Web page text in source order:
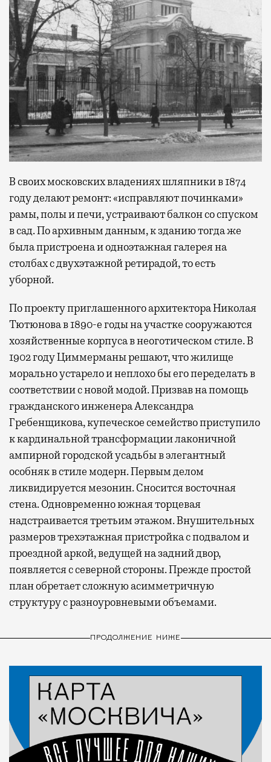
В своих московских владениях шляпники в 1874
году делают ремонт: «исправляют починками»
рамы, полы и печи, устраивают балкон со спуском
в сад. По архивным данным, к зданию тогда же
была пристроена и одноэтажная галерея на
столбах с двухэтажной ретирадой, то есть
уборной.
По проекту приглашенного архитектора Николая
Тютюнова в 1890-е годы на участке сооружаются
хозяйственные корпуса в неоготическом стиле. В
1902 году Циммерманы решают, что жилище
морально устарело и неплохо бы его переделать в
соответствии с новой модой. Призвав на помощь
гражданского инженера Александра
Гребенщикова, купеческое семейство приступило
к кардинальной трансформации лаконичной
ампирной городской усадьбы в элегантный
особняк в стиле модерн. Первым делом
ликвидируется мезонин. Сносится восточная
стена. Одновременно южная торцевая
надстраивается третьим этажом. Внушительных
размеров трехэтажная пристройка с подвалом и
проездной аркой, ведущей на задний двор,
появляется с северной стороны. Прежде простой
план обретает сложную асимметричную
структуру с разноуровневыми объемами.
ПРОДОЛЖЕНИЕ НИЖЕ